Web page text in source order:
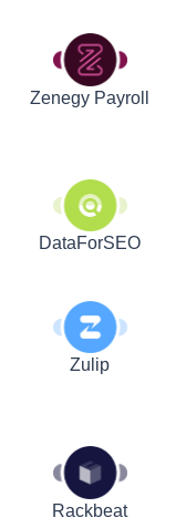
Zenegy Payroll
DataForSEO
Zulip
Rackbeat